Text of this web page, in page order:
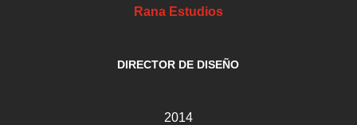
Rana Estudios
DIRECTOR DE DISEÑO
2014